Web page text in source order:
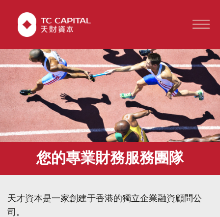
您的專業財務服務團隊
天才資本是一家創建于香港的獨立企業融資顧問公
司。